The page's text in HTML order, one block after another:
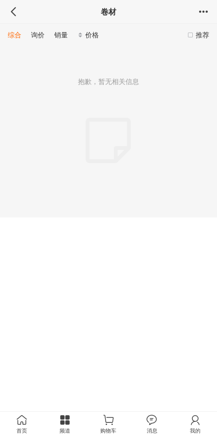
卷材
推荐
综合 询价 销量 价格
抱歉，暂无相关信息
首页 频道 购物车 消息 我的